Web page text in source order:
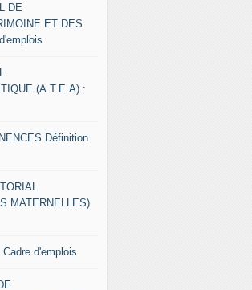
DE
ET DES
(A.T.E.A) :
Définition
MATERNELLES)
d'emplois